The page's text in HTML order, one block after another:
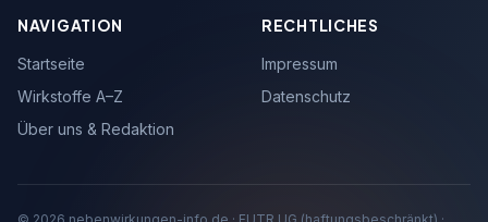
NAVIGATION
Startseite
Wirkstoffe A–Z
Über uns & Redaktion
RECHTLICHES
Impressum
Datenschutz